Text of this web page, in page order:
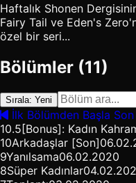
Haftalık Shonen
Fairy Tail ve Eden's
özel bir seri...
Bölümler (11)
Sırala: Yeni
İlk Bölümden Başla
10.5 [Bonus]: Kadın
10Arkadaşlar [Son]
9Yanılsama06.02.2020
8Süper Kadınlar